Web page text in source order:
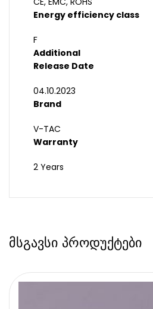
Energy efficiency class
F
Additional
Release Date
04.10.2023
Brand
V-TAC
Warranty
2 Years
მსგავსი პროდუქტები